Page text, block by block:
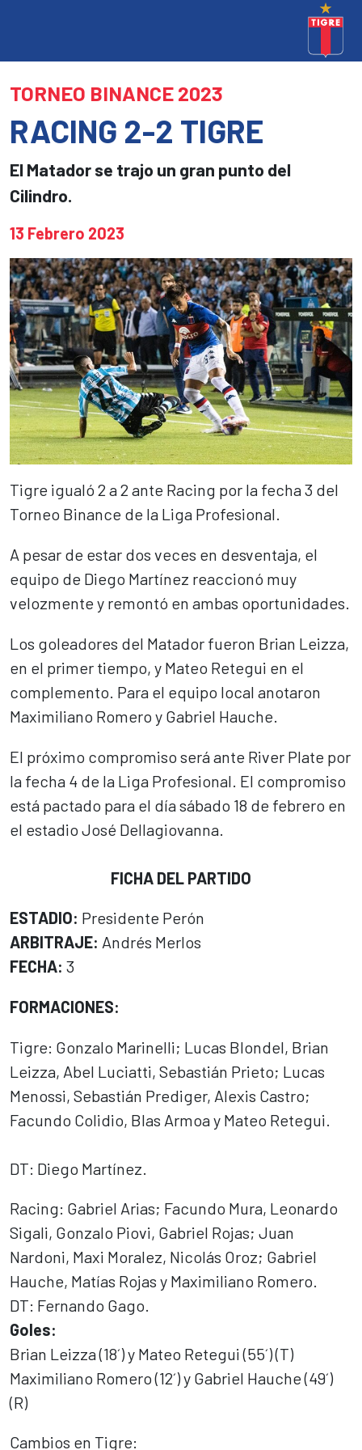
TORNEO BINANCE 2023
RACING 2-2 TIGRE
El Matador se trajo un gran punto del
Cilindro.
13 Febrero 2023
Tigre igualó 2 a 2 ante Racing por la fecha 3 del
Torneo Binance de la Liga Profesional.
A pesar de estar dos veces en desventaja, el
equipo de Diego Martínez reaccionó muy
velozmente y remontó en ambas oportunidades.
Los goleadores del Matador fueron Brian Leizza,
en el primer tiempo, y Mateo Retegui en el
complemento. Para el equipo local anotaron
Maximiliano Romero y Gabriel Hauche.
El próximo compromiso será ante River Plate por
la fecha 4 de la Liga Profesional. El compromiso
está pactado para el día sábado 18 de febrero en
el estadio José Dellagiovanna.
FICHA DEL PARTIDO
ESTADIO: Presidente Perón
ARBITRAJE: Andrés Merlos
FECHA: 3
FORMACIONES:
Tigre: Gonzalo Marinelli; Lucas Blondel, Brian
Leizza, Abel Luciatti, Sebastián Prieto; Lucas
Menossi, Sebastián Prediger, Alexis Castro;
Facundo Colidio, Blas Armoa y Mateo Retegui.
DT: Diego Martínez.
Racing: Gabriel Arias; Facundo Mura, Leonardo
Sigali, Gonzalo Piovi, Gabriel Rojas; Juan
Nardoni, Maxi Moralez, Nicolás Oroz; Gabriel
Hauche, Matías Rojas y Maximiliano Romero.
DT: Fernando Gago.
Goles:
Brian Leizza (18´) y Mateo Retegui (55´) (T)
Maximiliano Romero (12´) y Gabriel Hauche (49´)
(R)
Cambios en Tigre: